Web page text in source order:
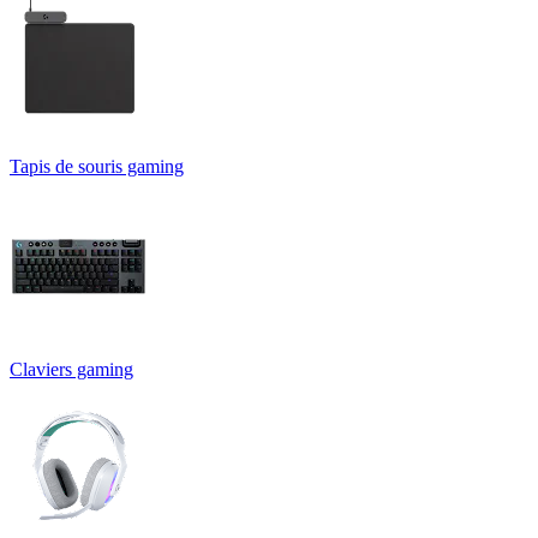
Tapis de souris gaming
Claviers gaming